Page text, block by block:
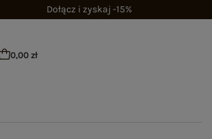
Dołącz i zyskaj -15%
0,00 zł